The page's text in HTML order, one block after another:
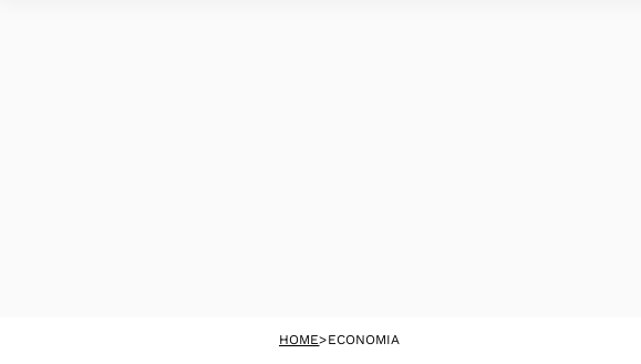
HOME>ECONOMIA